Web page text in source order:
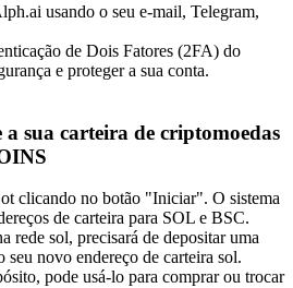
usando o seu e-mail, Telegram,
de Dois Fatores (2FA) do
e proteger a sua conta.
sua carteira de criptomoedas
clicando no botão "Iniciar". O sistema
de carteira para SOL e BSC.
rede sol, precisará de depositar uma
seu novo endereço de carteira sol.
pode usá-lo para comprar ou trocar